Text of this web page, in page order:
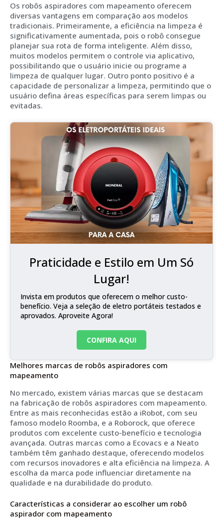
Os robôs aspiradores com mapeamento oferecem
diversas vantagens em comparação aos modelos
tradicionais. Primeiramente, a eficiência na limpeza é
significativamente aumentada, pois o robô consegue
planejar sua rota de forma inteligente. Além disso,
muitos modelos permitem o controle via aplicativo,
possibilitando que o usuário inicie ou programe a
limpeza de qualquer lugar. Outro ponto positivo é a
capacidade de personalizar a limpeza, permitindo que o
usuário defina áreas específicas para serem limpas ou
evitadas.
Praticidade e Estilo em Um Só
Lugar!
Invista em produtos que oferecem o melhor custo-
benefício. Veja a seleção de eletro portáteis testados e
aprovados. Aproveite Agora!
CONFIRA AQUI
Melhores marcas de robôs aspiradores com
mapeamento
No mercado, existem várias marcas que se destacam
na fabricação de robôs aspiradores com mapeamento.
Entre as mais reconhecidas estão a iRobot, com seu
famoso modelo Roomba, e a Roborock, que oferece
produtos com excelente custo-benefício e tecnologia
avançada. Outras marcas como a Ecovacs e a Neato
também têm ganhado destaque, oferecendo modelos
com recursos inovadores e alta eficiência na limpeza. A
escolha da marca pode influenciar diretamente na
qualidade e na durabilidade do produto.
Características a considerar ao escolher um robô
aspirador com mapeamento